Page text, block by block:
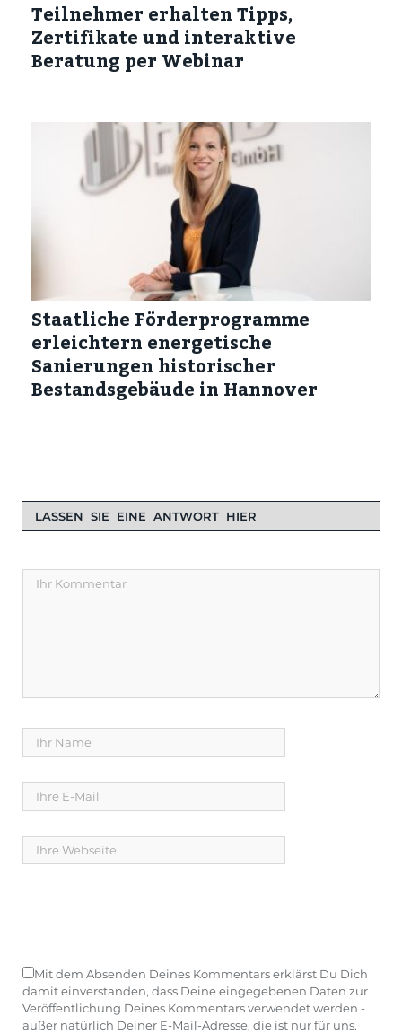
Teilnehmer erhalten Tipps,
Zertifikate und interaktive
Beratung per Webinar
Staatliche Förderprogramme
erleichtern energetische
Sanierungen historischer
Bestandsgebäude in Hannover
LASSEN SIE EINE ANTWORT HIER
Mit dem Absenden Deines Kommentars erklärst Du Dich
damit einverstanden, dass Deine eingegebenen Daten zur
Veröffentlichung Deines Kommentars verwendet werden -
außer natürlich Deiner E-Mail-Adresse, die ist nur für uns.